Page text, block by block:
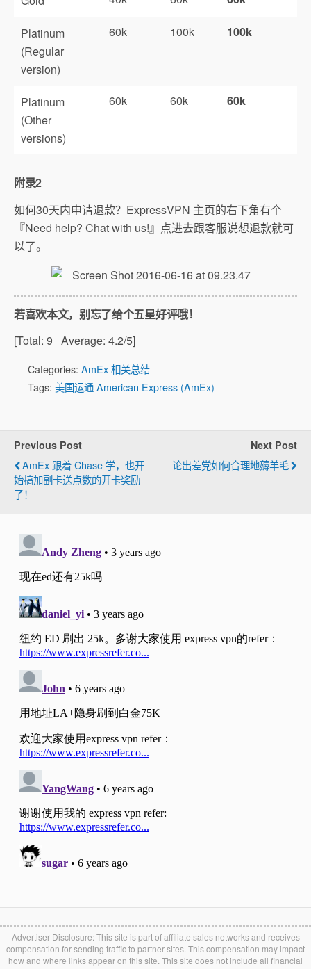
Platinum
(Regular
version)
60k 100k 100k
Platinum
(Other
versions)
60k 60k 60k
附录2
如何30天内申请退款？ExpressVPN 主页的右下角有个
『Need help? Chat with us!』点进去跟客服说想退款就可
以了。
若喜欢本文，别忘了给个五星好评哦！
[Total: 9 Average: 4.2/5]
Categories: AmEx 相关总结
Tags: 美国运通 American Express (AmEx)
Previous Post
AmEx 跟着 Chase 学，也开
始搞加副卡送点数的开卡奖励
了！
Next Post
论出差党如何合理地薅羊毛
Advertiser Disclosure: This site is part of affiliate sales networks and receives
compensation for sending traffic to partner sites. This compensation may impact
how and where links appear on this site. This site does not include all financial